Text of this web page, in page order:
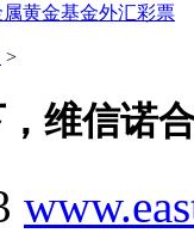
黄金基金外汇彩票
>
维信诺